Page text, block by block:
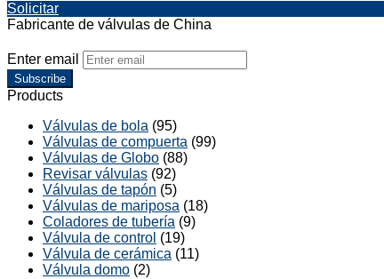
Solicitar
Fabricante de válvulas de China
Enter email
Subscribe
Products
Válvulas de bola (95)
Válvulas de compuerta (99)
Válvulas de Globo (88)
Revisar válvulas (92)
Válvulas de tapón (5)
Válvulas de mariposa (18)
Coladores de tubería (9)
Válvula de control (19)
Válvula de cerámica (11)
Válvula domo (2)